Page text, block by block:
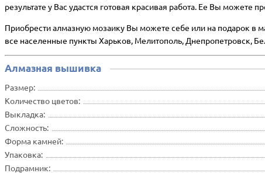
результате у Вас удастся готовая красивая работа. Ее Вы
Приобрести алмазную мозаику Вы можете себе или на подарок в
все населенные пункты Харьков, Мелитополь, Днепропетровск,
Алмазная вышивка
Размер:
Количество цветов:
Выкладка:
Сложность:
Форма камней:
Упаковка:
Подрамник: